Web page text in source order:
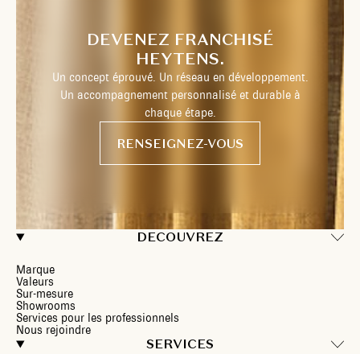
DECOUVREZ
Marque
Valeurs
Sur-mesure
Showrooms
Services pour les professionnels
Nous rejoindre
SERVICES
DEVENEZ FRANCHISÉ
HEYTENS.
Un concept éprouvé. Un réseau en développement.
Un accompagnement personnalisé et durable à
chaque étape.
RENSEIGNEZ-VOUS